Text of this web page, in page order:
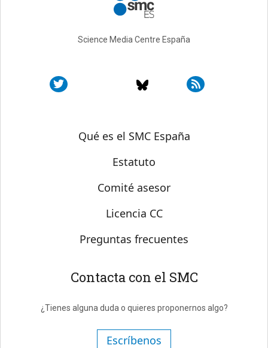
Science Media Centre España
Sobre SMC España
Qué es el SMC España
Estatuto
Comité asesor
Licencia CC
Preguntas frecuentes
Contacta con el SMC
¿Tienes alguna duda o quieres proponernos algo?
Escríbenos